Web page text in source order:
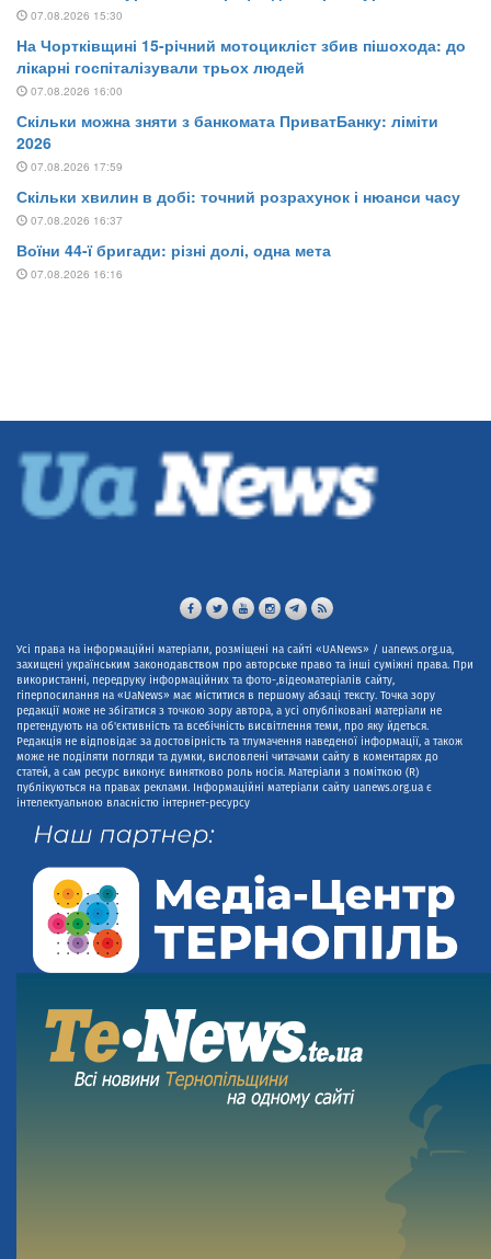
Усі права на інформаційні матеріали, розміщені на сайті «UANews» / uanews.org.ua,
захищені українським законодавством про авторське право та інші суміжні права. При
використанні, передруку інформаційних та фото-,відеоматеріалів сайту,
гіперпосилання на «UaNews» має міститися в першому абзаці тексту. Точка зору
редакції може не збігатися з точкою зору автора, а усі опубліковані матеріали не
претендують на об'єктивність та всебічність висвітлення теми, про яку йдеться.
Редакція не відповідає за достовірність та тлумачення наведеної інформації, а також
може не поділяти погляди та думки, висловлені читачами сайту в коментарях до
статей, а сам ресурс виконує винятково роль носія. Матеріали з поміткою (R)
публікуються на правах реклами. Інформаційні матеріали сайту uanews.org.ua є
інтелектуальною власністю інтернет-ресурсу